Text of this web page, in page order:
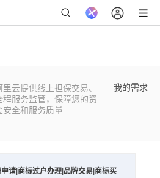
里云提供线上担保交易、
程服务监管，保障您的资
安全和服务质量
我的需求
请|商标过户办理|品牌交易|商标买